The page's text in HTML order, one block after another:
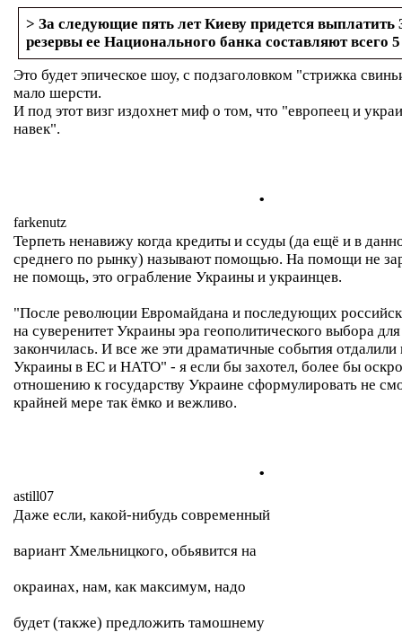
> За следующие пять лет Киеву придется выплатить
резервы ее Национального банка составляют всего
Это будет эпическое шоу, с подзаголовком "стрижка
мало шерсти.
И под этот визг издохнет миф о том, что "европеец и
навек".
.
farkenutz
Терпеть ненавижу когда кредиты и ссуды (да ещё и в
среднего по рынку) называют помощью. На помощи не
не помощь, это ограбление Украины и украинцев.
"После революции Евромайдана и последующих
на суверенитет Украины эра геополитического выбора
закончилась. И все же эти драматичные события отдалили
Украины в ЕС и НАТО" - я если бы захотел, более бы
отношению к государству Украине сформулировать не
крайней мере так ёмко и вежливо.
.
astill07
Даже если, какой-нибудь современный
вариант Хмельницкого, обьявится на
окраинах, нам, как максимум, надо
будет (также) предложить тамошнему